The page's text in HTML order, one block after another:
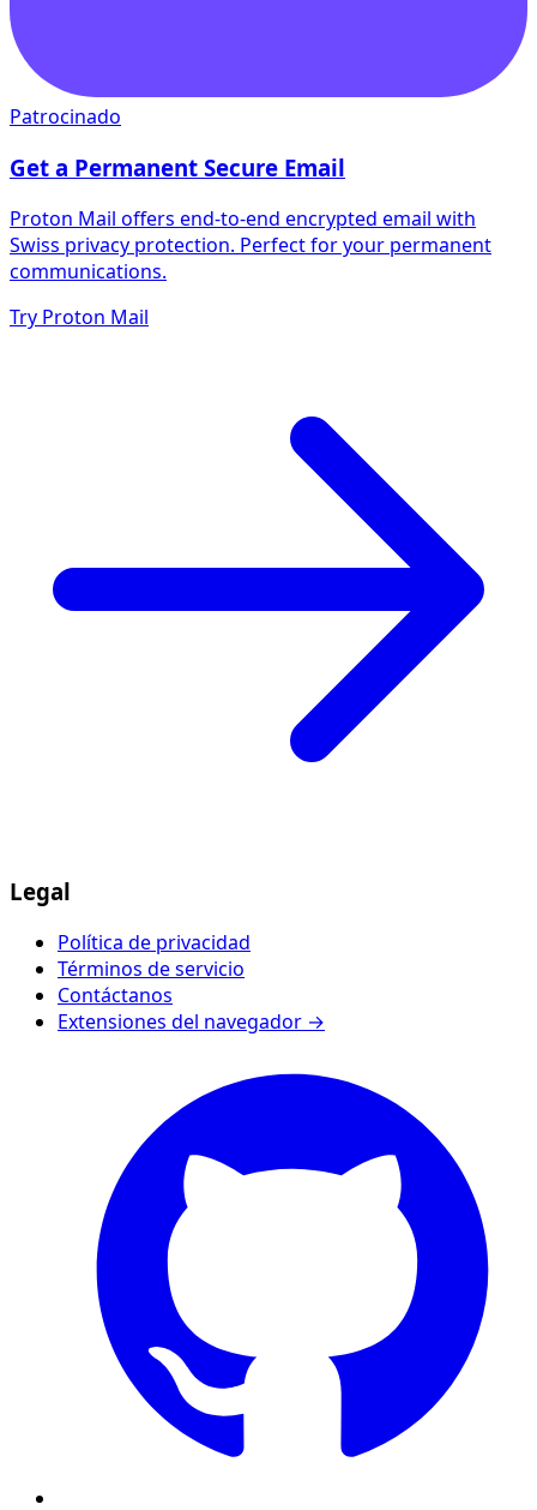
Patrocinado
Get a Permanent Secure Email
Proton Mail offers end-to-end encrypted email with
Swiss privacy protection. Perfect for your permanent
communications.
Try Proton Mail
Legal
Política de privacidad
Términos de servicio
Contáctanos
Extensiones del navegador →